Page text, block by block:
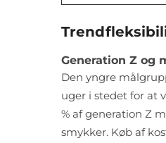
Generation Z og
Den yngre
uger i stedet for at
% af generation Z
smykker. Køb af